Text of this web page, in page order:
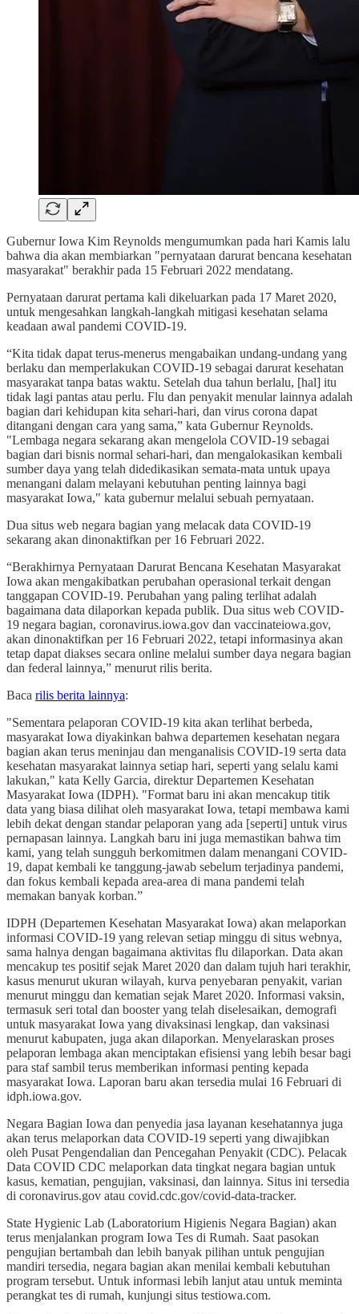
Gubernur Iowa Kim Reynolds mengumumkan pada hari Kamis lalu
bahwa dia akan membiarkan "pernyataan darurat bencana kesehatan
masyarakat" berakhir pada 15 Februari 2022 mendatang.
Pernyataan darurat pertama kali dikeluarkan pada 17 Maret 2020,
untuk mengesahkan langkah-langkah mitigasi kesehatan selama
keadaan awal pandemi COVID-19.
“Kita tidak dapat terus-menerus mengabaikan undang-undang yang
berlaku dan memperlakukan COVID-19 sebagai darurat kesehatan
masyarakat tanpa batas waktu. Setelah dua tahun berlalu, [hal] itu
tidak lagi pantas atau perlu. Flu dan penyakit menular lainnya adalah
bagian dari kehidupan kita sehari-hari, dan virus corona dapat
ditangani dengan cara yang sama,” kata Gubernur Reynolds.
"Lembaga negara sekarang akan mengelola COVID-19 sebagai
bagian dari bisnis normal sehari-hari, dan mengalokasikan kembali
sumber daya yang telah didedikasikan semata-mata untuk upaya
menangani dalam melayani kebutuhan penting lainnya bagi
masyarakat Iowa," kata gubernur melalui sebuah pernyataan.
Dua situs web negara bagian yang melacak data COVID-19
sekarang akan dinonaktifkan per 16 Februari 2022.
“Berakhirnya Pernyataan Darurat Bencana Kesehatan Masyarakat
Iowa akan mengakibatkan perubahan operasional terkait dengan
tanggapan COVID-19. Perubahan yang paling terlihat adalah
bagaimana data dilaporkan kepada publik. Dua situs web COVID-
19 negara bagian, coronavirus.iowa.gov dan vaccinateiowa.gov,
akan dinonaktifkan per 16 Februari 2022, tetapi informasinya akan
tetap dapat diakses secara online melalui sumber daya negara bagian
dan federal lainnya,” menurut rilis berita.
Baca rilis berita lainnya:
"Sementara pelaporan COVID-19 kita akan terlihat berbeda,
masyarakat Iowa diyakinkan bahwa departemen kesehatan negara
bagian akan terus meninjau dan menganalisis COVID-19 serta data
kesehatan masyarakat lainnya setiap hari, seperti yang selalu kami
lakukan," kata Kelly Garcia, direktur Departemen Kesehatan
Masyarakat Iowa (IDPH). "Format baru ini akan mencakup titik
data yang biasa dilihat oleh masyarakat Iowa, tetapi membawa kami
lebih dekat dengan standar pelaporan yang ada [seperti] untuk virus
pernapasan lainnya. Langkah baru ini juga memastikan bahwa tim
kami, yang telah sungguh berkomitmen dalam menangani COVID-
19, dapat kembali ke tanggung-jawab sebelum terjadinya pandemi,
dan fokus kembali kepada area-area di mana pandemi telah
memakan banyak korban.”
IDPH (Departemen Kesehatan Masyarakat Iowa) akan melaporkan
informasi COVID-19 yang relevan setiap minggu di situs webnya,
sama halnya dengan bagaimana aktivitas flu dilaporkan. Data akan
mencakup tes positif sejak Maret 2020 dan dalam tujuh hari terakhir,
kasus menurut ukuran wilayah, kurva penyebaran penyakit, varian
menurut minggu dan kematian sejak Maret 2020. Informasi vaksin,
termasuk seri total dan booster yang telah diselesaikan, demografi
untuk masyarakat Iowa yang divaksinasi lengkap, dan vaksinasi
menurut kabupaten, juga akan dilaporkan. Menyelaraskan proses
pelaporan lembaga akan menciptakan efisiensi yang lebih besar bagi
para staf sambil terus memberikan informasi penting kepada
masyarakat Iowa. Laporan baru akan tersedia mulai 16 Februari di
idph.iowa.gov.
Negara Bagian Iowa dan penyedia jasa layanan kesehatannya juga
akan terus melaporkan data COVID-19 seperti yang diwajibkan
oleh Pusat Pengendalian dan Pencegahan Penyakit (CDC). Pelacak
Data COVID CDC melaporkan data tingkat negara bagian untuk
kasus, kematian, pengujian, vaksinasi, dan lainnya. Situs ini tersedia
di coronavirus.gov atau covid.cdc.gov/covid-data-tracker.
State Hygienic Lab (Laboratorium Higienis Negara Bagian) akan
terus menjalankan program Iowa Tes di Rumah. Saat pasokan
pengujian bertambah dan lebih banyak pilihan untuk pengujian
mandiri tersedia, negara bagian akan menilai kembali kebutuhan
program tersebut. Untuk informasi lebih lanjut atau untuk meminta
perangkat tes di rumah, kunjungi situs testiowa.com.